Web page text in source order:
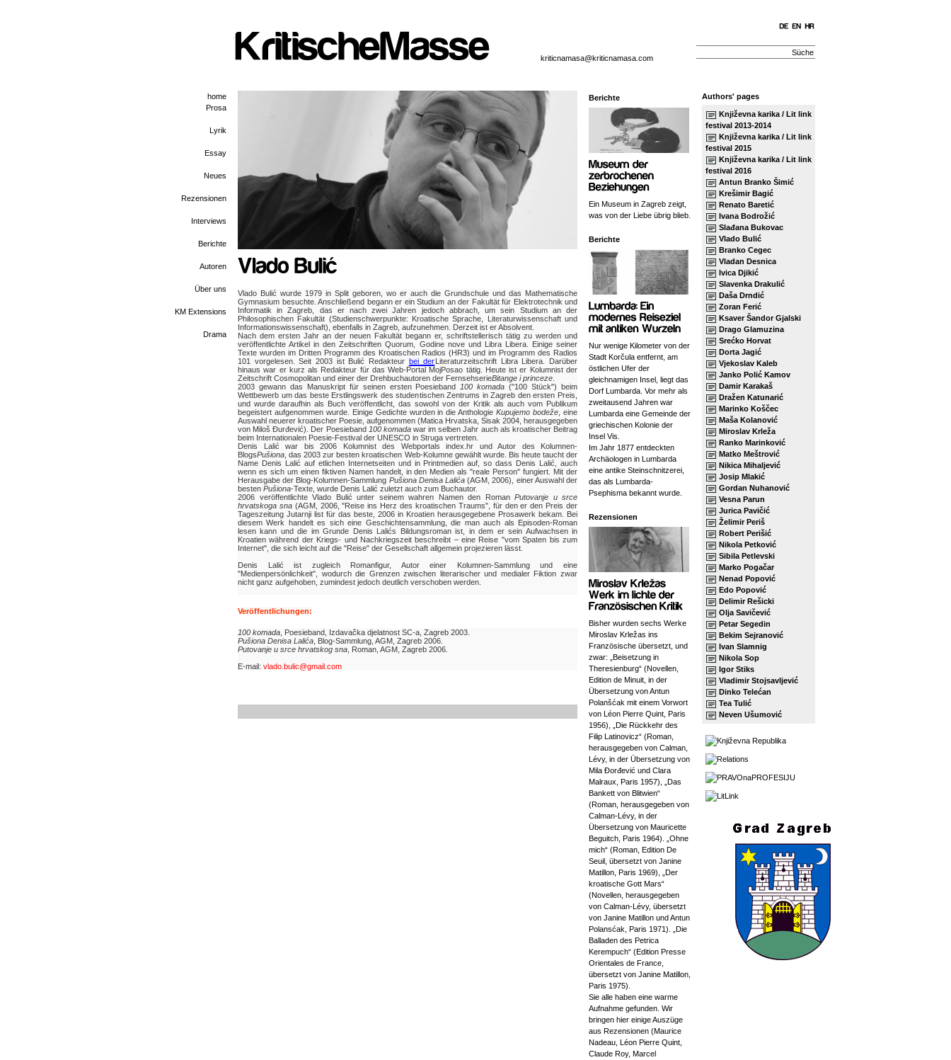
kriticnamasa@kriticnamasa.com
home
Prosa
Lyrik
Essay
Neues
Rezensionen
Interviews
Berichte
Autoren
Über uns
KM Extensions
Drama
Vlado Bulić wurde 1979 in Split geboren, wo er auch die Grundschule und das Mathematische
Gymnasium besuchte. Anschließend begann er ein Studium an der Fakultät für Elektrotechnik und
Informatik in Zagreb, das er nach zwei Jahren jedoch abbrach, um sein Studium an der
Philosophischen Fakultät (Studienschwerpunkte: Kroatische Sprache, Literaturwissenschaft und
Informationswissenschaft), ebenfalls in Zagreb, aufzunehmen. Derzeit ist er Absolvent.
Nach dem ersten Jahr an der neuen Fakultät begann er, schriftstellerisch tätig zu werden und
veröffentlichte Artikel in den Zeitschriften Quorum, Godine nove und Libra Libera. Einige seiner
Texte wurden im Dritten Programm des Kroatischen Radios (HR3) und im Programm des Radios
101 vorgelesen. Seit 2003 ist Bulić Redakteur bei derLiteraturzeitschrift Libra Libera. Darüber
hinaus war er kurz als Redakteur für das Web-Portal MojPosao tätig. Heute ist er Kolumnist der
Zeitschrift Cosmopolitan und einer der Drehbuchautoren der FernsehserieBitange i princeze
2003 gewann das Manuskript für seinen ersten Poesieband 100 komada ("100 Stück") beim
Wettbewerb um das beste Erstlingswerk des studentischen Zentrums in Zagreb den ersten Preis,
und wurde daraufhin als Buch veröffentlicht, das sowohl von der Kritik als auch vom Publikum
begeistert aufgenommen wurde. Einige Gedichte wurden in die Anthologie Kupujemo bodeže , eine
Auswahl neuerer kroatischer Poesie, aufgenommen (Matica Hrvatska, Sisak 2004, herausgegeben
von Miloš Đurđević). Der Poesieband 100 komada war im selben Jahr auch als kroatischer Beitrag
beim Internationalen Poesie-Festival der UNESCO in Struga vertreten.
Denis Lalić war bis 2006 Kolumnist des Webportals index.hr und Autor des Kolumnen-
BlogsPušiona , das 2003 zur besten kroatischen Web-Kolumne gewählt wurde. Bis heute taucht der
Name Denis Lalić auf etlichen Internetseiten und in Printmedien auf, so dass Denis Lalić, auch
wenn es sich um einen fiktiven Namen handelt, in den Medien als "reale Person" fungiert. Mit der
Herausgabe der Blog-Kolumnen-Sammlung Pušiona Denisa Lalića (AGM, 2006), einer Auswahl der
besten Pušiona-Texte, wurde Denis Lalić zuletzt auch zum Buchautor.
2006 veröffentlichte Vlado Bulić unter seinem wahren Namen den Roman Putovanje u srce
hrvatskoga sna (AGM, 2006, "Reise ins Herz des kroatischen Traums", für den er den Preis der
Tageszeitung Jutarnji list für das beste, 2006 in Kroatien herausgegebene Prosawerk bekam. Bei
diesem Werk handelt es sich eine Geschichtensammlung, die man auch als Episoden-Roman
lesen kann und die im Grunde Denis Lalićs Bildungsroman ist, in dem er sein Aufwachsen in
Kroatien während der Kriegs- und Nachkriegszeit beschreibt – eine Reise "vom Spaten bis zum
Internet", die sich leicht auf die "Reise" der Gesellschaft allgemein projezieren lässt.
Denis Lalić ist zugleich Romanfigur, Autor einer Kolumnen-Sammlung und eine
"Medienpersönlichkeit", wodurch die Grenzen zwischen literarischer und medialer Fiktion zwar
nicht ganz aufgehoben, zumindest jedoch deutlich verschoben werden.
Veröffentlichungen:
100 komada , Poesieband, Izdavačka djelatnost SC-a, Zagreb 2003.
Pušiona Denisa Lalića , Blog-Sammlung, AGM, Zagreb 2006.
Putovanje u srce hrvatskog sna , Roman, AGM, Zagreb 2006.
E-mail: vlado.bulic@gmail.com
Berichte
Ein Museum in Zagreb zeigt,
was von der Liebe übrig blieb.
Berichte
Nur wenige Kilometer von der
Stadt Korčula entfernt, am
östlichen Ufer der
gleichnamigen Insel, liegt das
Dorf Lumbarda. Vor mehr als
zweitausend Jahren war
Lumbarda eine Gemeinde der
griechischen Kolonie der
Insel Vis.
Im Jahr 1877 entdeckten
Archäologen in Lumbarda
eine antike Steinschnitzerei,
das als Lumbarda-
Psephisma bekannt wurde.
Rezensionen
Bisher wurden sechs Werke
Miroslav Krležas ins
Französische übersetzt, und
zwar: „Beisetzung in
Theresienburg“ (Novellen,
Edition de Minuit, in der
Übersetzung von Antun
Polanšćak mit einem Vorwort
von Léon Pierre Quint, Paris
1956), „Die Rückkehr des
Filip Latinovicz“ (Roman,
herausgegeben von Calman,
Lévy, in der Übersetzung von
Mila Đorđević und Clara
Malraux, Paris 1957), „Das
Bankett von Blitwien“
(Roman, herausgegeben von
Calman-Lévy, in der
Übersetzung von Mauricette
Beguitch, Paris 1964). „Ohne
mich“ (Roman, Edition De
Seuil, übersetzt von Janine
Matillon, Paris 1969), „Der
kroatische Gott Mars“
(Novellen, herausgegeben
von Calman-Lévy, übersetzt
von Janine Matillon und Antun
Polansćak, Paris 1971). „Die
Balladen des Petrica
Kerempuch“ (Edition Presse
Orientales de France,
übersetzt von Janine Matillon,
Paris 1975).
Sie alle haben eine warme
Aufnahme gefunden. Wir
bringen hier einige Auszüge
aus Rezensionen (Maurice
Nadeau, Léon Pierre Quint,
Claude Roy, Marcel
Authors' pages
Književna karika / Lit link
festival 2013-2014
Književna karika / Lit link
festival 2015
Književna karika / Lit link
festival 2016
Antun Branko Šimić
Krešimir Bagić
Renato Baretić
Ivana Bodrožić
Slađana Bukovac
Vlado Bulić
Branko Cegec
Vladan Desnica
Ivica Djikić
Slavenka Drakulić
Daša Drndić
Zoran Ferić
Ksaver Šandor Gjalski
Drago Glamuzina
Srećko Horvat
Dorta Jagić
Vjekoslav Kaleb
Janko Polić Kamov
Damir Karakaš
Dražen Katunarić
Marinko Koščec
Maša Kolanović
Miroslav Krleža
Ranko Marinković
Matko Meštrović
Nikica Mihaljević
Josip Mlakić
Gordan Nuhanović
Vesna Parun
Jurica Pavičić
Želimir Periš
Robert Perišić
Nikola Petković
Sibila Petlevski
Marko Pogačar
Nenad Popović
Edo Popović
Delimir Rešicki
Olja Savičević
Petar Segedin
Bekim Sejranović
Ivan Slamnig
Nikola Sop
Igor Stiks
Vladimir Stojsavljević
Dinko Telećan
Tea Tulić
Neven Ušumović